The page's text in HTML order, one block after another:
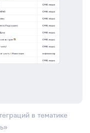
в тематике